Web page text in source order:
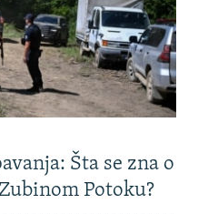
Šta se zna o
Potoku?